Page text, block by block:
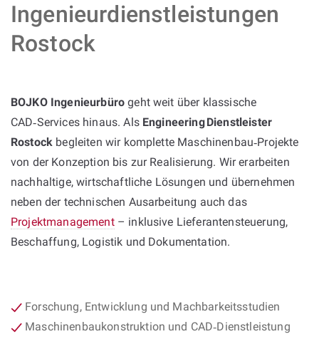
Ingenieurdienstleistungen
Rostock
BOJKO Ingenieurbüro geht weit über klassische
CAD‑Services hinaus. Als Engineering Dienstleister
Rostock begleiten wir komplette Maschinenbau‑Projekte
von der Konzeption bis zur Realisierung. Wir erarbeiten
nachhaltige, wirtschaftliche Lösungen und übernehmen
neben der technischen Ausarbeitung auch das
Projektmanagement– inklusive Lieferantensteuerung,
Beschaffung, Logistik und Dokumentation.
Forschung, Entwicklung und Machbarkeitsstudien
Maschinenbaukonstruktion und CAD‑Dienstleistung